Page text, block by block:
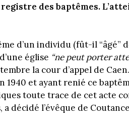
des baptêmes.
d’un individu (fût-il “âgé”
église “ne peut porter
la cour d’appel de
1940 et ayant renié ce
toute trace de cet acte
a décidé l’évêque de